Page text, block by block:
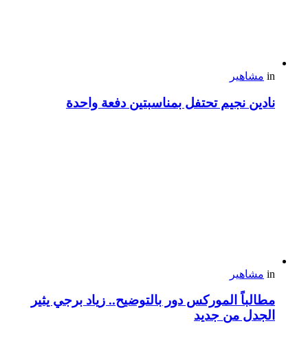
in مشاهير
نادين نجيم تحتفل بمناسبتين دفعة واحدة
in مشاهير
مطالباً الموركس دور بالتوضيح.. زياد برجي يثير
الجدل من جديد